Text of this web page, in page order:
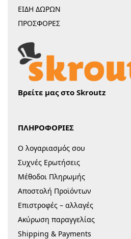
ΕΙΔΗ ΔΩΡΩΝ
ΠΡΟΣΦΟΡΕΣ
Βρείτε μας στο Skroutz
ΠΛΗΡΟΦΟΡΙΕΣ
Ο λογαριασμός σου
Συχνές Ερωτήσεις
Μέθοδοι Πληρωμής
Αποστολή Προϊόντων
Επιστροφές – αλλαγές
Ακύρωση παραγγελίας
Shipping & Payments